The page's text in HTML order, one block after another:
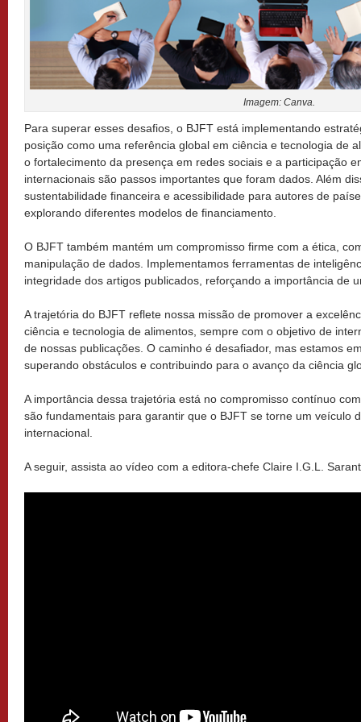
Imagem: Canva.
Para superar esses desafios, o BJFT está implementando
posição como uma referência global em ciência e tecnologia de
o fortalecimento da presença em redes sociais e a participação
internacionais são passos importantes que foram dados. Além
sustentabilidade financeira e acessibilidade para autores de
explorando diferentes modelos de financiamento.
O BJFT também mantém um compromisso firme com a ética,
manipulação de dados. Implementamos ferramentas de
integridade dos artigos publicados, reforçando a importância de
A trajetória do BJFT reflete nossa missão de promover a
ciência e tecnologia de alimentos, sempre com o objetivo de
de nossas publicações. O caminho é desafiador, mas estamos
superando obstáculos e contribuindo para o avanço da ciência
A importância dessa trajetória está no compromisso contínuo
são fundamentais para garantir que o BJFT se torne um veículo
internacional.
A seguir, assista ao vídeo com a editora-chefe Claire I.G.L.